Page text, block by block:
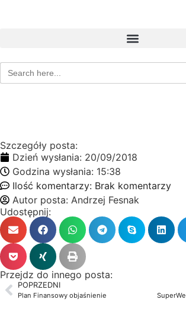
Search
for:
Szczegóły posta:
Dzień wysłania: 20/09/2018
Godzina wysłania: 15:38
Ilość komentarzy: Brak komentarzy
Autor posta: Andrzej Fesnak
Udostępnij:
Przejdz do innego posta:
POPRZEDNI
Plan Finansowy objaśnienie